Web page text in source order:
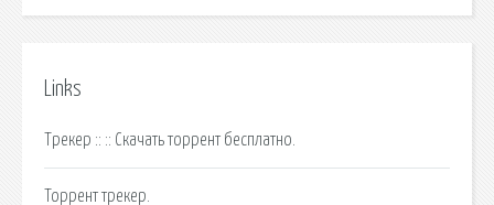
Links
Трекер :: :: Скачать торрент бесплатно.
Торрент трекер.